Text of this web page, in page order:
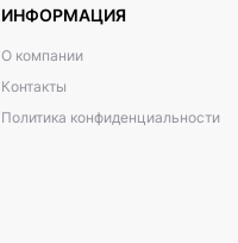
ИНФОРМАЦИЯ
О компании
Контакты
Политика конфиденциальности